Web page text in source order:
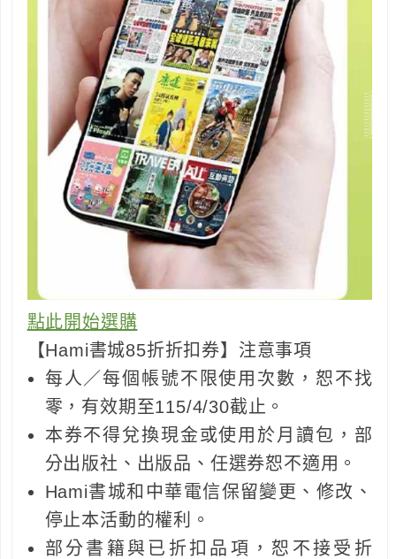
點此開始選購
【Hami書城85折折扣券】注意事項
每人／每個帳號不限使用次數，恕不找
零，有效期至115/4/30截止。
本券不得兌換現金或使用於月讀包，部
分出版社、出版品、任選券恕不適用。
Hami書城和中華電信保留變更、修改、
停止本活動的權利。
部分書籍與已折扣品項，恕不接受折